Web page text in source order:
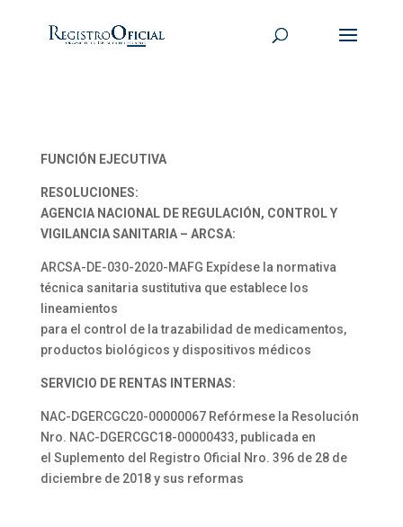
FUNCIÓN EJECUTIVA
RESOLUCIONES:
AGENCIA NACIONAL DE REGULACIÓN, CONTROL Y
VIGILANCIA SANITARIA – ARCSA:
ARCSA-DE-030-2020-MAFG Expídese la normativa
técnica sanitaria sustitutiva que establece los
lineamientos
para el control de la trazabilidad de medicamentos,
productos biológicos y dispositivos médicos
SERVICIO DE RENTAS INTERNAS:
NAC-DGERCGC20-00000067 Refórmese la Resolución
Nro. NAC-DGERCGC18-00000433, publicada en
el Suplemento del Registro Oficial Nro. 396 de 28 de
diciembre de 2018 y sus reformas